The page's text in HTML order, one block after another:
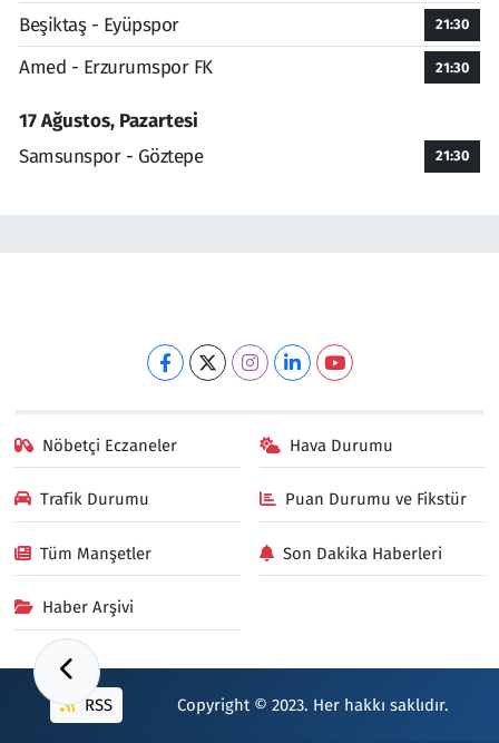
Beşiktaş - Eyüpspor 21:30
Amed - Erzurumspor FK 21:30
17 Ağustos, Pazartesi
Samsunspor - Göztepe
21:30
Nöbetçi Eczaneler Hava Durumu
Trafik Durumu Puan Durumu ve Fikstür
Tüm Manşetler Son Dakika Haberleri
Haber Arşivi
RSS Copyright © 2023. Her hakkı saklıdır.